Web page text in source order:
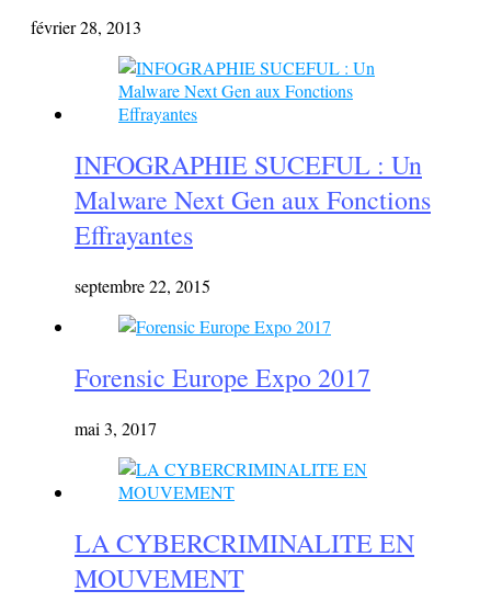
février 28, 2013
INFOGRAPHIE SUCEFUL : Un
Malware Next Gen aux Fonctions
Effrayantes
septembre 22, 2015
Forensic Europe Expo 2017
mai 3, 2017
LA CYBERCRIMINALITE EN
MOUVEMENT